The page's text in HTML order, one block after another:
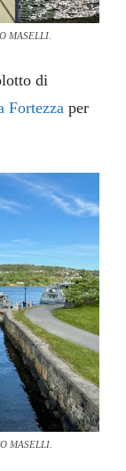
MASELLI.
di
Fortezza per
MASELLI.